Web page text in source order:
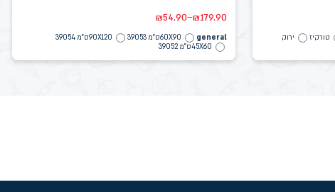
טורקיז
ירוק
₪54.90–₪179.90
general 60X90ס"מ 39053
90X120ס"מ 39054
45X60ס"מ 39052